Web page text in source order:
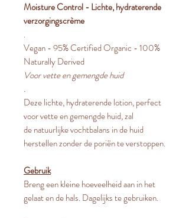
Moisture Control - Lichte, hydraterende
verzorgingscrème
.
Vegan - 95% Certified Organic - 100%
Naturally Derived
Voor vette en gemengde huid
.
Deze lichte, hydraterende lotion, perfect
voor vette en gemengde huid, zal
de natuurlijke vochtbalans in de huid
herstellen zonder de poriën te verstoppen.
Gebruik
Breng een kleine hoeveelheid aan in het
gelaat en de hals. Dagelijks te gebruiken.